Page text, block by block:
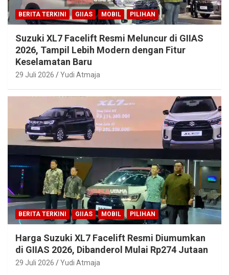
BERITA TERKINI GIIAS MOBIL PILIHAN
Suzuki XL7 Facelift Resmi Meluncur di GIIAS
2026, Tampil Lebih Modern dengan Fitur
Keselamatan Baru
29 Juli 2026 Yudi Atmaja
BERITA TERKINI GIIAS MOBIL PILIHAN
Harga Suzuki XL7 Facelift Resmi Diumumkan
di GIIAS 2026, Dibanderol Mulai Rp274 Jutaan
29 Juli 2026 Yudi Atmaja